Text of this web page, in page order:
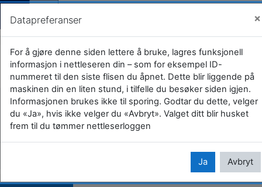
Gå til hovedinnhold
Logg
E-læring om veteraner for øvrige
aktører
Hjem Kurs
Kommuner og fylkeskommuner
39 Vestfold
Horten kommune
E-læringskurs
Datapreferanser ×
For å gjøre denne siden lettere å bruke, lagres funksjonell
informasjon i nettleseren din – som for eksempel ID-
nummeret til den siste flisen du åpnet. Dette blir liggende på
maskinen din en liten stund, i tilfelle du besøker siden igjen.
Informasjonen brukes ikke til sporing. Godtar du dette, velger
du «Ja», hvis ikke velger du «Avbryt». Valget ditt blir husket
frem til du tømmer nettleserloggen
Ja Avbryt